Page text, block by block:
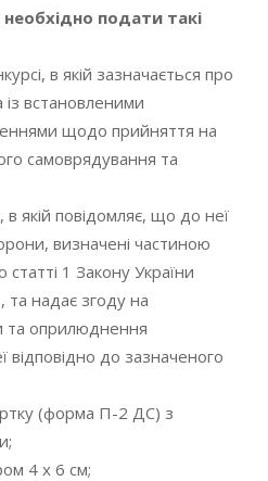
необхідно подати такі
в якій зазначається про
встановленими
щодо прийняття на
самоврядування та
якій повідомляє, що до неї
визначені частиною
1 Закону України
надає згоду на
та оприлюднення
відповідно до зазначеного
(форма П-2 ДС) з
4 х 6 см;